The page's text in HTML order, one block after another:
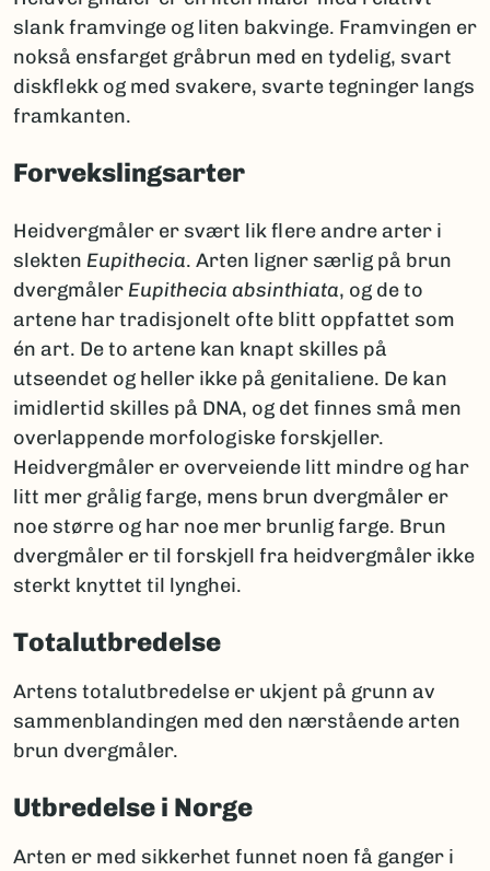
slank framvinge og liten bakvinge. Framvingen er
nokså ensfarget gråbrun med en tydelig, svart
diskflekk og med svakere, svarte tegninger langs
framkanten.
Forvekslingsarter
Heidvergmåler er svært lik flere andre arter i
slekten Eupithecia. Arten ligner særlig på brun
dvergmåler Eupithecia absinthiata, og de to
artene har tradisjonelt ofte blitt oppfattet som
én art. De to artene kan knapt skilles på
utseendet og heller ikke på genitaliene. De kan
imidlertid skilles på DNA, og det finnes små men
overlappende morfologiske forskjeller.
Heidvergmåler er overveiende litt mindre og har
litt mer grålig farge, mens brun dvergmåler er
noe større og har noe mer brunlig farge. Brun
dvergmåler er til forskjell fra heidvergmåler ikke
sterkt knyttet til lynghei.
Totalutbredelse
Artens totalutbredelse er ukjent på grunn av
sammenblandingen med den nærstående arten
brun dvergmåler.
Utbredelse i Norge
Arten er med sikkerhet funnet noen få ganger i